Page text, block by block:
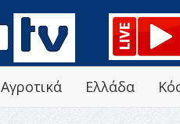
Αγροτικά Ελλάδα